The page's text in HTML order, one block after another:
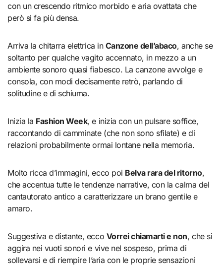
con un crescendo ritmico morbido e aria ovattata che
però si fa più densa.
Arriva la chitarra elettrica in Canzone dell’abaco, anche se
soltanto per qualche vagito accennato, in mezzo a un
ambiente sonoro quasi fiabesco. La canzone avvolge e
consola, con modi decisamente retrò, parlando di
solitudine e di schiuma.
Inizia la Fashion Week, e inizia con un pulsare soffice,
raccontando di camminate (che non sono sfilate) e di
relazioni probabilmente ormai lontane nella memoria.
Molto ricca d’immagini, ecco poi Belva rara del ritorno,
che accentua tutte le tendenze narrative, con la calma del
cantautorato antico a caratterizzare un brano gentile e
amaro.
Suggestiva e distante, ecco Vorrei chiamarti e non, che si
aggira nei vuoti sonori e vive nel sospeso, prima di
sollevarsi e di riempire l’aria con le proprie sensazioni